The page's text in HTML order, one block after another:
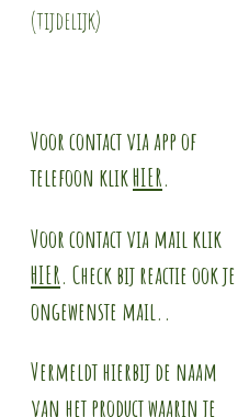
(tijdelijk)
Voor contact via app of
telefoon klikHIER.
Voor contact via mail klik
HIER. Check bij reactie ook je
ongewenste mail..
Vermeldt hierbij de naam
van het product waarin je